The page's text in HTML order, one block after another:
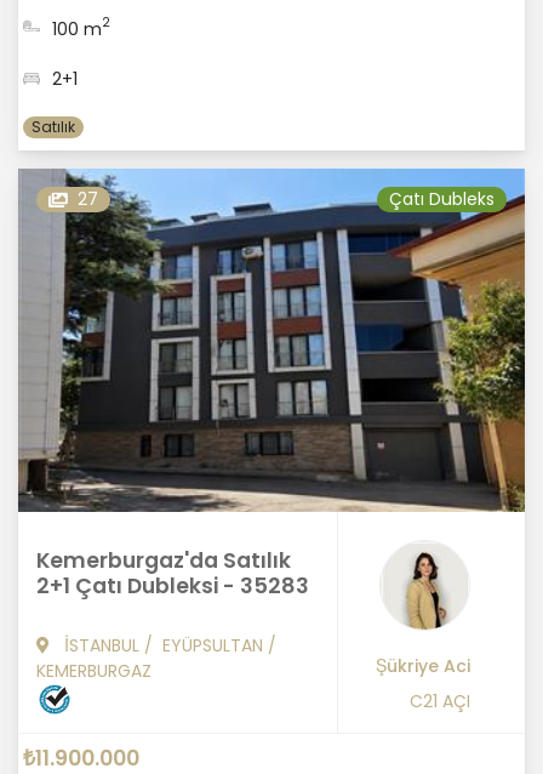
100 m2
2+1
Satılık
27 Çatı Dubleks
Kemerburgaz'da Satılık
2+1 Çatı Dubleksi - 35283
İSTANBUL / EYÜPSULTAN /
KEMERBURGAZ
Şükriye Aci
C21 AÇI
₺11.900.000